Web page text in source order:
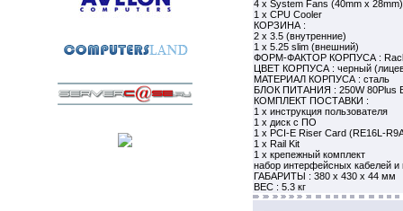
4 x System Fans (40mm x 28mm)
1 x CPU Cooler
КОРЗИНА :
2 x 3.5 (внутренние)
1 x 5.25 slim (внешний)
ФОРМ-ФАКТОР КОРПУСА :
ЦВЕТ КОРПУСА : черный
МАТЕРИАЛ КОРПУСА : сталь
БЛОК ПИТАНИЯ : 250W 80Plus
КОМПЛЕКТ ПОСТАВКИ :
1 x инструкция пользователя
1 x диск с ПО
1 x PCI-E Riser Card (RE16L-
1 x Rail Kit
1 x крепежный комплект
набор интерфейсных кабелей и
ГАБАРИТЫ : 380 x 430 x 44 мм
ВЕС : 5.3 кг